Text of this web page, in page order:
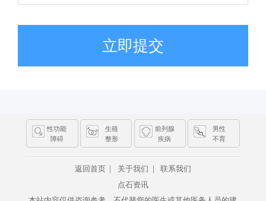
立即提交
性功能
障碍
生殖
整形
前列腺
疾病
男性
不育
返回首页 | 关于我们 |
联系我们
点石资讯